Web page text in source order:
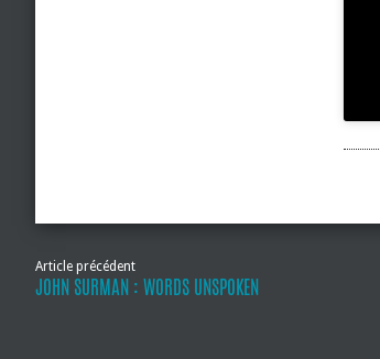
Article précédent
JOHN SURMAN : WORDS UNSPOKEN